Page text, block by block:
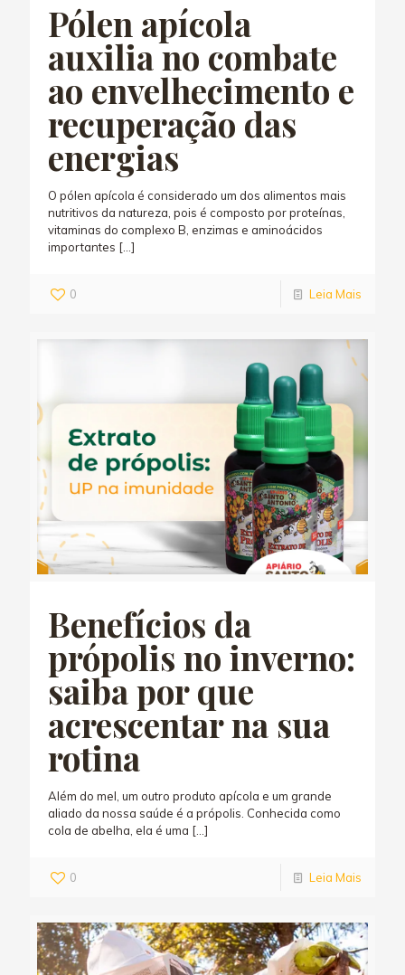
Pólen apícola
auxilia no combate
ao envelhecimento e
recuperação das
energias
O pólen apícola é considerado um dos alimentos mais
nutritivos da natureza, pois é composto por proteínas,
vitaminas do complexo B, enzimas e aminoácidos
importantes […]
0 Leia Mais
Benefícios da
própolis no inverno:
saiba por que
acrescentar na sua
rotina
Além do mel, um outro produto apícola e um grande
aliado da nossa saúde é a própolis. Conhecida como
cola de abelha, ela é uma […]
0 Leia Mais